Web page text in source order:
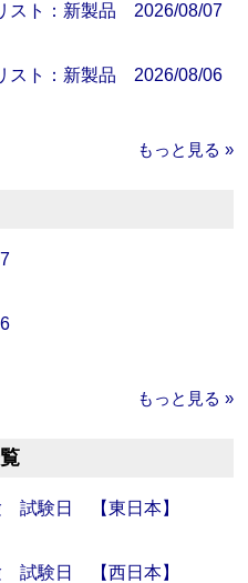
スト：新製品 2026/08/07
スト：新製品 2026/08/06
もっと見る »
もっと見る »
試験日 【東日本】
試験日 【西日本】